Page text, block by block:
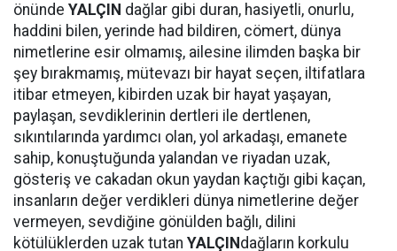
önünde YALÇIN dağlar gibi duran, hasiyetli, onurlu,
haddini bilen, yerinde had bildiren, cömert, dünya
nimetlerine esir olmamış, ailesine ilimden başka bir
şey bırakmamış, mütevazı bir hayat seçen, iltifatlara
itibar etmeyen, kibirden uzak bir hayat yaşayan,
paylaşan, sevdiklerinin dertleri ile dertlenen,
sıkıntılarında yardımcı olan, yol arkadaşı, emanete
sahip, konuştuğunda yalandan ve riyadan uzak,
gösteriş ve cakadan okun yaydan kaçtığı gibi kaçan,
insanların değer verdikleri dünya nimetlerine değer
vermeyen, sevdiğine gönülden bağlı, dilini
kötülüklerden uzak tutan YALÇIN dağların korkulu